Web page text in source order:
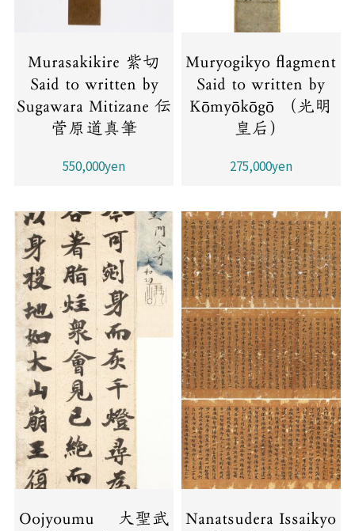
Murasakikire 紫切
Said to written by
Sugawara Mitizane 伝
菅原道真筆
550,000yen
Muryogikyo flagment
Said to written by
Kōmyōkōgō （光明
皇后）
275,000yen
Oojyoumu 大聖武
Nanatsudera Issaikyo